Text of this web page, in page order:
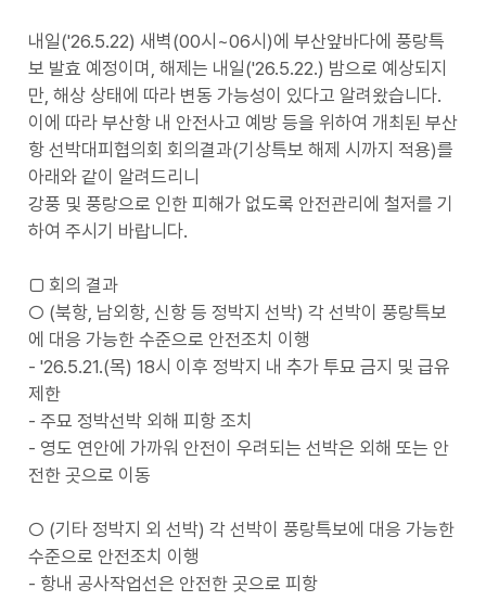
내일('26.5.22) 새벽(00시~06시)에 부산앞바다에 풍랑특
보 발효 예정이며, 해제는 내일('26.5.22.) 밤으로 예상되지
만, 해상 상태에 따라 변동 가능성이 있다고 알려왔습니다.
이에 따라 부산항 내 안전사고 예방 등을 위하여 개최된 부산
항 선박대피협의회 회의결과(기상특보 해제 시까지 적용)를
아래와 같이 알려드리니
강풍 및 풍랑으로 인한 피해가 없도록 안전관리에 철저를 기
하여 주시기 바랍니다.
□ 회의 결과
○ (북항, 남외항, 신항 등 정박지 선박) 각 선박이 풍랑특보
에 대응 가능한 수준으로 안전조치 이행
- '26.5.21.(목) 18시 이후 정박지 내 추가 투묘 금지 및 급유
제한
- 주묘 정박선박 외해 피항 조치
- 영도 연안에 가까워 안전이 우려되는 선박은 외해 또는 안
전한 곳으로 이동
○ (기타 정박지 외 선박) 각 선박이 풍랑특보에 대응 가능한
수준으로 안전조치 이행
- 항내 공사작업선은 안전한 곳으로 피항